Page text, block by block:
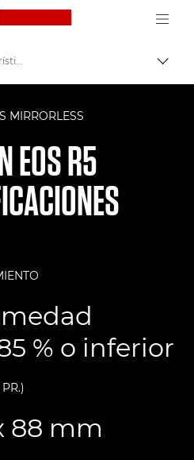
Canon Logo, back
Especificaciones y características de EOS R5 de Canon -
MIRRORLESS
EOS R5
% o inferior
88 mm